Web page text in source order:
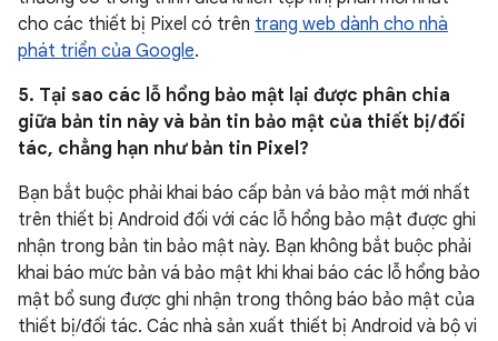
cho các thiết bị Pixel có trên trang web dành cho nhà
phát triển của Google.
5. Tại sao các lỗ hổng bảo mật lại được phân chia
giữa bản tin này và bản tin bảo mật của thiết bị / đối
tác, chẳng hạn như bản tin Pixel?
Bạn bắt buộc phải khai báo cấp bản vá bảo mật mới nhất
trên thiết bị Android đối với các lỗ hổng bảo mật được ghi
nhận trong bản tin bảo mật này. Bạn không bắt buộc phải
khai báo mức bản vá bảo mật khi khai báo các lỗ hổng bảo
mật bổ sung được ghi nhận trong thông báo bảo mật của
thiết bị/đối tác. Các nhà sản xuất thiết bị Android và bộ vi